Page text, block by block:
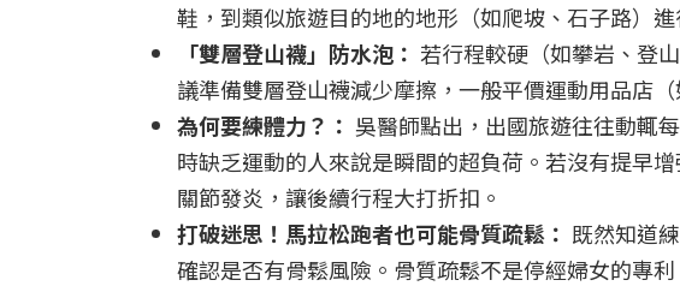
鞋，到類似旅遊目的地的地形（如爬坡、石子路）
「雙層登山襪」防水泡： 若行程較硬（如攀岩、登
議準備雙層登山襪減少摩擦，一般平價運動用品店
為何要練體力？： 吳醫師點出，出國旅遊往往動輒
時缺乏運動的人來說是瞬間的超負荷。若沒有提早
關節發炎，讓後續行程大打折扣。
打破迷思！馬拉松跑者也可能骨質疏鬆： 既然知道
確認是否有骨鬆風險。骨質疏鬆不是停經婦女的專